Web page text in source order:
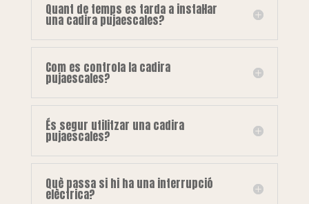
Quant de temps es tarda a instal·lar
una cadira pujaescales?
Com es controla la cadira
pujaescales?
És segur utilitzar una cadira
pujaescales?
Què passa si hi ha una interrupció
elèctrica?